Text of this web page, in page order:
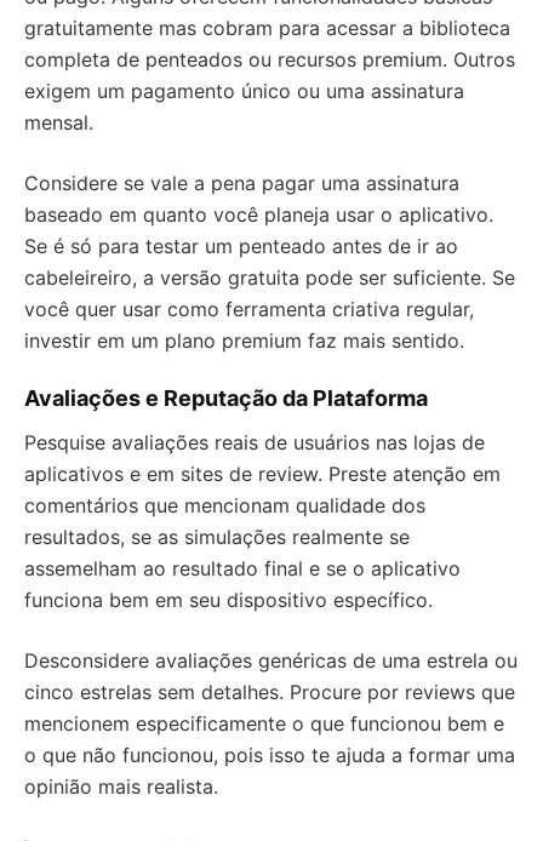
gratuitamente mas cobram para acessar a biblioteca
completa de penteados ou recursos premium. Outros
exigem um pagamento único ou uma assinatura
mensal.
Considere se vale a pena pagar uma assinatura
baseado em quanto você planeja usar o aplicativo.
Se é só para testar um penteado antes de ir ao
cabeleireiro, a versão gratuita pode ser suficiente. Se
você quer usar como ferramenta criativa regular,
investir em um plano premium faz mais sentido.
Avaliações e Reputação da Plataforma
Pesquise avaliações reais de usuários nas lojas de
aplicativos e em sites de review. Preste atenção em
comentários que mencionam qualidade dos
resultados, se as simulações realmente se
assemelham ao resultado final e se o aplicativo
funciona bem em seu dispositivo específico.
Desconsidere avaliações genéricas de uma estrela ou
cinco estrelas sem detalhes. Procure por reviews que
mencionem especificamente o que funcionou bem e
o que não funcionou, pois isso te ajuda a formar uma
opinião mais realista.